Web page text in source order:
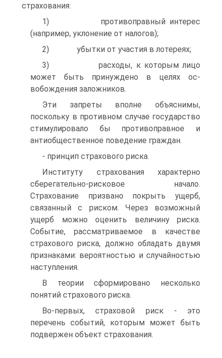
страхова­ния:
1) противоправный интерес
(например, уклонение от налогов);
2) убытки от участия в лотереях;
3) расходы, к которым лицо
может быть принуждено в целях ос­
вобождения заложников.
Эти запреты вполне объяснимы,
поскольку в противном случае государство
стимулировало бы противоправное и
антиобщественное поведение граждан.
- принцип страхового риска.
Институту страхования характерно
сберегательно-рисковое на­чало.
Страхование призвано покрыть ущерб,
связанный с риском. Че­рез возможный
ущерб можно оценить величину риска.
Событие, рас­сматриваемое в качестве
страхового риска, должно обладать двумя
признаками: вероятностью и случайностью
наступления.
В теории сформировано несколько
понятий страхового риска.
Во-первых, страховой риск - это
перечень событий, которым может быть
подвержен объект страхования.